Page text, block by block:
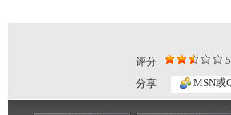
评分 5
分享
MSN或